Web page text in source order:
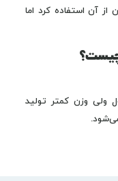
از آن استفاده کرد اما
ولی وزن کمتر تولید